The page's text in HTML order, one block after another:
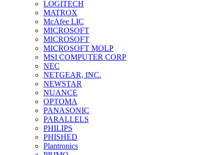
LOGITECH
MATROX
McAfee LIC
MICROSOFT
MICROSOFT
MICROSOFT MOLP
MSI COMPUTER CORP
NEC
NETGEAR, INC.
NEWSTAR
NUANCE
OPTOMA
PANASONIC
PARALLELS
PHILIPS
PHISHED
Plantronics